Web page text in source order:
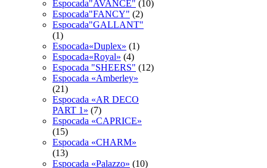
Espocada"AVANCE" (10)
Espocada"FANCY" (2)
Espocada"GALLANT"
(1)
Espocada«Duplex» (1)
Espocada«Royal» (4)
Espocadа "SHEERS" (12)
Espocadа «Amberley»
(21)
Espocadа «AR DECO
PART 1» (7)
Espocadа «CAPRICE»
(15)
Espocadа «CHARM»
(13)
Espocadа «Palazzo» (10)